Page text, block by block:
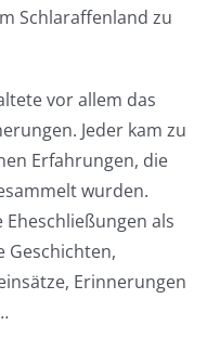
Schlaraffenland zu
vor allem das
Jeder kam zu
Erfahrungen, die
wurden.
als
Geschichten,
Erinnerungen